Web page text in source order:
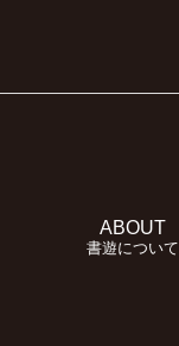
ABOUT
書遊について